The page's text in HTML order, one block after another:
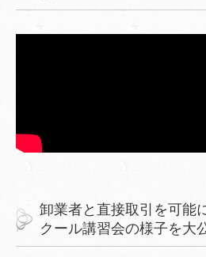
卸業者と直接取引を可能
クール講習会の様子を大